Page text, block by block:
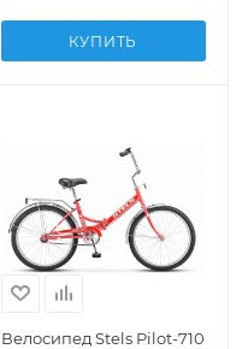
КУПИТЬ
Велосипед Stels Pilot-710